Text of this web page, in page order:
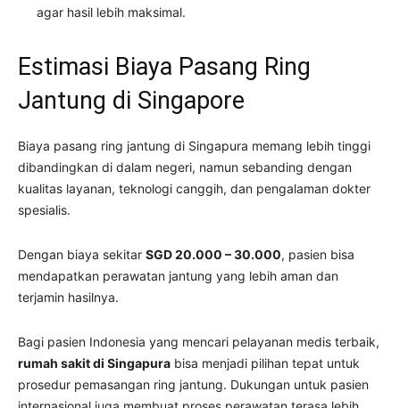
agar hasil lebih maksimal.
Estimasi Biaya Pasang Ring
Jantung di Singapore
Biaya pasang ring jantung di Singapura memang lebih tinggi
dibandingkan di dalam negeri, namun sebanding dengan
kualitas layanan, teknologi canggih, dan pengalaman dokter
spesialis.
Dengan biaya sekitar SGD 20.000 – 30.000, pasien bisa
mendapatkan perawatan jantung yang lebih aman dan
terjamin hasilnya.
Bagi pasien Indonesia yang mencari pelayanan medis terbaik,
rumah sakit di Singapura bisa menjadi pilihan tepat untuk
prosedur pemasangan ring jantung. Dukungan untuk pasien